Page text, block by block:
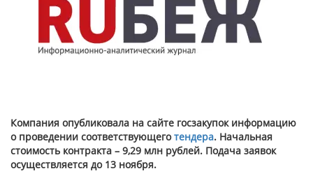
Компания опубликовала на сайте госзакупок информацию
о проведении соответствующеготендера. Начальная
стоимость контракта – 9,29 млн рублей. Подача заявок
осуществляется до 13 ноября.